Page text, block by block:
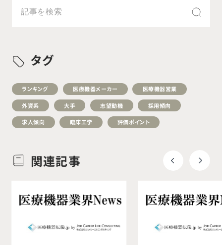
タグ
ランキング 医療機器メーカー 医療機器営業
外資系 大手 志望動機 採用傾向
求人傾向 臨床工学 評価ポイント
関連記事